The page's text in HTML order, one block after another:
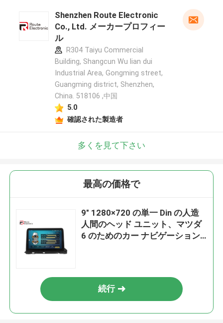
Shenzhen Route Electronic
Co., Ltd. メーカープロフィー
ル
R304 Taiyu Commercial
Building, Shangcun Wu lian dui
Industrial Area, Gongming street,
Guangming district, Shenzhen,
China. 518106 ,中国
5.0
確認された製造者
多くを見て下さい
最高の価格で
9" 1280×720 の単一 Din の人造
人間のヘッド ユニット、マツダ
6 のためのカー ナビゲーション
続行